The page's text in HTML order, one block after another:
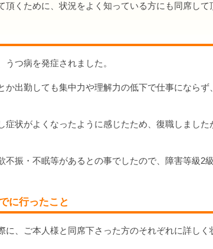
頂くために、状況をよく知っている方にも同席して
つ病を発症されました。
か出勤しても集中力や理解力の低下で仕事にならず
症状がよくなったように感じたため、復職しまし
不振・不眠等があるとの事でしたので、障害等級2
に行ったこと
に、ご本人様と同席下さった方のそれぞれに詳しく